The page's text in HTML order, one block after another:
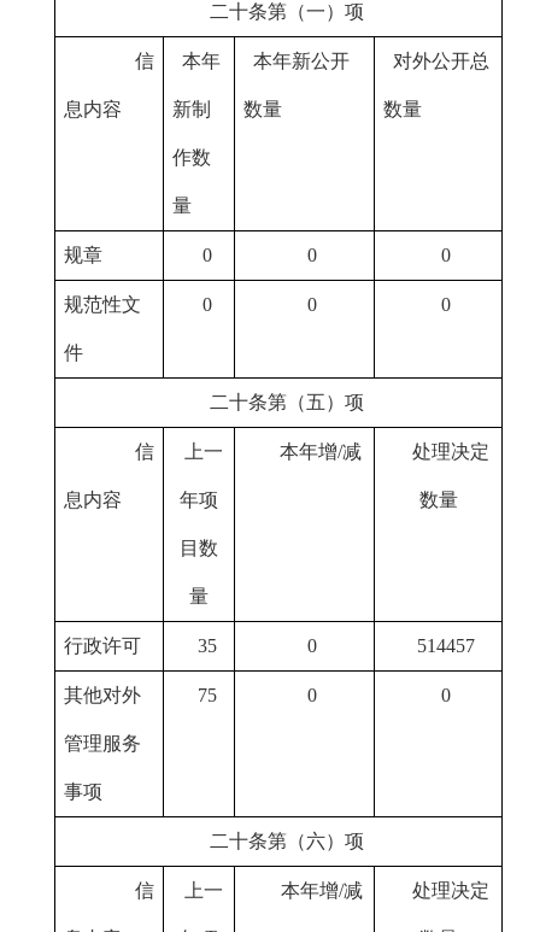
二十条第（一）项
信
息内容
本年
新制
作数
量
本年新公开
数量
对外公开总
数量
规章 0 0 0
规范性文
件
0 0 0
二十条第（五）项
信
息内容
上一
年项
目数
量
本年增/减 处理决定
数量
行政许可 35 0 514457
其他对外
管理服务
事项
75 0 0
二十条第（六）项
信 上一 本年增/减 处理决定